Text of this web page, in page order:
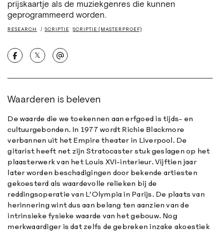
prijskaartje als de muziekgenres die kunnen
geprogrammeerd worden.
RESEARCH SCRIPTIE SCRIPTIE (MASTERPROEF)
𝕏
Waarderen is beleven
De waarde die we toekennen aan erfgoed is tijds- en
cultuurgebonden. In 1977 wordt Richie Blackmore
verbannen uit het Empire theater in Liverpool. De
gitarist heeft net zijn Stratocaster stuk geslagen op het
plaasterwerk van het Louis XVI-interieur. Vijftien jaar
later worden beschadigingen door bekende artiesten
gekoesterd als waardevolle relieken bij de
reddingsoperatie van L’Olympia in Parijs. De plaats van
herinnering wint dus aan belang ten aanzien van de
intrinsieke fysieke waarde van het gebouw. Nog
merkwaardiger is dat zelfs de gebreken inzake akoestiek